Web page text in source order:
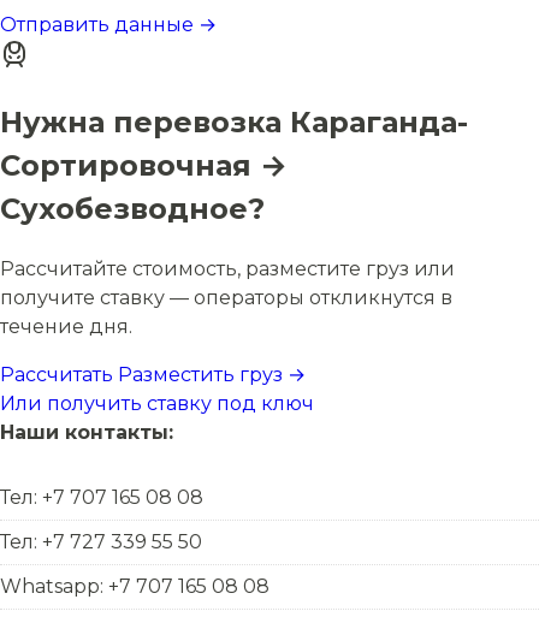
Отправить данные →
Нужна перевозка Караганда-
Сортировочная →
Сухобезводное?
Рассчитайте стоимость, разместите груз или
получите ставку — операторы откликнутся в
течение дня.
Рассчитать Разместить груз →
Или получить ставку под ключ
Наши контакты:
Тел: +7 707 165 08 08
Тел: +7 727 339 55 50
Whatsapp: +7 707 165 08 08